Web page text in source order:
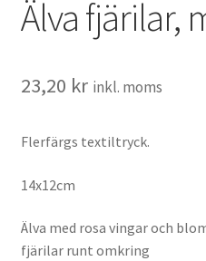
Knappar
Sybehör
Väsktillbehör
Älva fjärilar,
23,20 kr inkl. moms
Flerfärgs textiltryck.
14x12cm
Älva med rosa vingar och
fjärilar runt omkring